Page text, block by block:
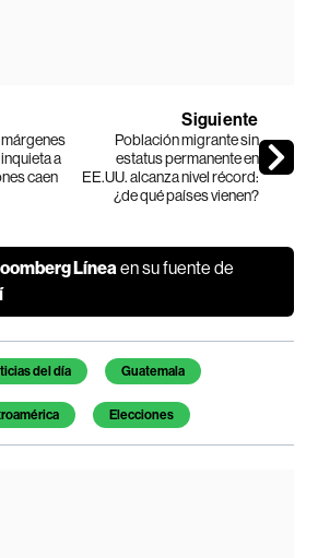
a
caen
Siguiente
Población migrante sin
estatus permanente en
EE.UU. alcanza nivel récord:
¿de qué países vienen?
Línea en su fuente de
del día Guatemala
Elecciones